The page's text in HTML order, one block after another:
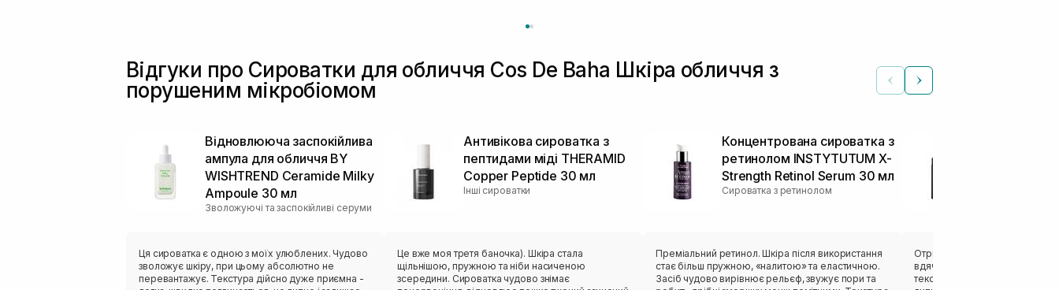
Відгуки про Сироватки для обличчя Cos De Baha Шкіра обличчя з
порушеним мікробіомом
Відновлююча заспокійлива
ампула для обличчя BY
WISHTREND Ceramide Milky
Ampoule 30 мл
Зволожуючі та заспокійливі серуми
Ця сироватка є одною з моїх улюблених. Чудово
зволожує шкіру, при цьому абсолютно не
перевантажує. Текстура дійсно дуже приємна -
Антивікова сироватка з
пептидами міді THERAMID
Copper Peptide 30 мл
Інші сироватки
Це вже моя третя баночка). Шкіра стала
щільнішою, пружною та ніби насиченою
зсередини. Сироватка чудово знімає
Концентрована сироватка з
ретинолом INSTYTUTUM X-
Strength Retinol Serum 30 мл
Сироватка з ретинолом
Преміальний ретинол. Шкіра після використання
стає більш пружною, «налитою» та еластичною.
Засіб чудово вирівнює рельєф, звужує пори та
Отримала в подарунок
вдячна дівчатам. Сиворотка
текстури, швидко впитується,